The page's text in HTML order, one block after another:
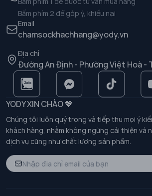
Bấm phím 2 để góp ý, khiếu nại
Email
chamsockhachhang@yody.vn
Địa chỉ
Đường An Định - Phường Việt Hoà -
YODY XIN CHÀO 💖
Chúng tôi luôn quý trọng và tiếp thu mọi ý
khách hàng, nhằm không ngừng cải thiện và
dịch vụ cũng như chất lượng sản phẩm.